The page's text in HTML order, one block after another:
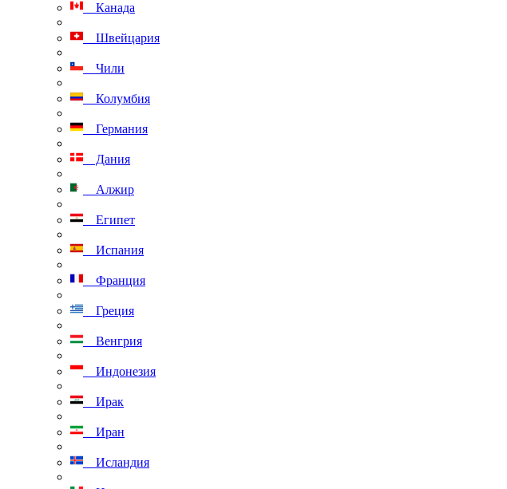
Канада
Швейцария
Чили
Колумбия
Германия
Дания
Алжир
Египет
Испания
Франция
Греция
Венгрия
Индонезия
Ирак
Иран
Исландия